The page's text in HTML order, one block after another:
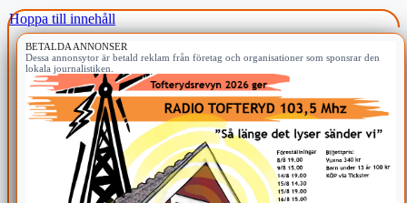
Hoppa till innehåll
BETALDA ANNONSER
Dessa annonsytor är betald reklam från företag och organisationer som sponsrar den
lokala journalistiken.